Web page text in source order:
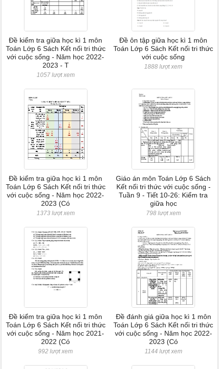
Đề kiểm tra giữa học kì 1 môn
Toán Lớp 6 Sách Kết nối tri thức
với cuộc sống - Năm học 2022-
2023 - T
1057 lượt xem
Đề ôn tập giữa học kì 1 môn
Toán Lớp 6 Sách Kết nối tri thức
với cuộc sống
1888 lượt xem
Đề kiểm tra giữa học kì 1 môn
Toán Lớp 6 Sách Kết nối tri thức
với cuộc sống - Năm học 2022-
2023 (Có
1373 lượt xem
Giáo án môn Toán Lớp 6 Sách
Kết nối tri thức với cuộc sống -
Tuần 9 - Tiết 10-26: Kiểm tra
giữa học
798 lượt xem
Đề kiểm tra giữa học kì 1 môn
Toán Lớp 6 Sách Kết nối tri thức
với cuộc sống - Năm học 2021-
2022 (Có
992 lượt xem
Đề đánh giá giữa học kì 1 môn
Toán Lớp 6 Sách Kết nối tri thức
với cuộc sống - Năm học 2022-
2023 (Có
1144 lượt xem